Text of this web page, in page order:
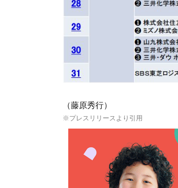
（藤原秀行）
※プレスリリースより引用